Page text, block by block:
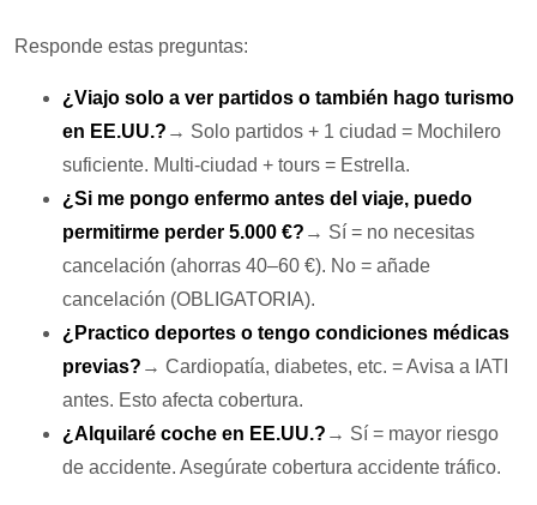
Responde estas preguntas:
¿Viajo solo a ver partidos o también hago turismo
en EE.UU.? → Solo partidos + 1 ciudad = Mochilero
suficiente. Multi-ciudad + tours = Estrella.
¿Si me pongo enfermo antes del viaje, puedo
permitirme perder 5.000 €? → Sí = no necesitas
cancelación (ahorras 40–60 €). No = añade
cancelación (OBLIGATORIA).
¿Practico deportes o tengo condiciones médicas
previas? → Cardiopatía, diabetes, etc. = Avisa a IATI
antes. Esto afecta cobertura.
¿Alquilaré coche en EE.UU.? → Sí = mayor riesgo
de accidente. Asegúrate cobertura accidente tráfico.